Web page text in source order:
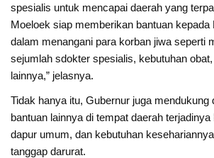
spesialis untuk mencapai daerah yang
Moeloek siap memberikan bantuan kepada
dalam menangani para korban jiwa seperti
sejumlah sdokter spesialis, kebutuhan
lainnya,” jelasnya.
Tidak hanya itu, Gubernur juga mendukung
bantuan lainnya di tempat daerah
dapur umum, dan kebutuhan
tanggap darurat.